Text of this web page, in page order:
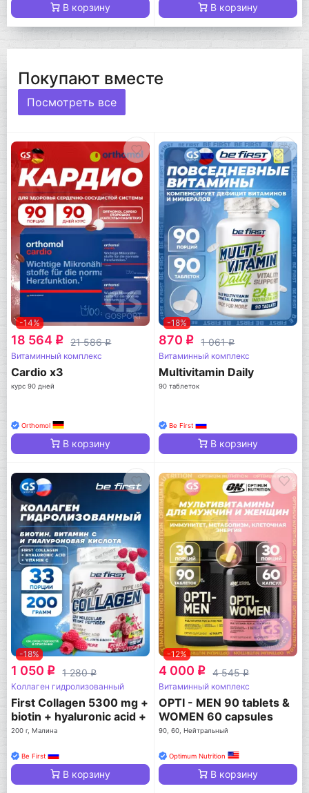
В корзину В корзину
Покупают вместе
Посмотреть все
-14%
18 564 q 21 586q
Витаминный комплекс
Cardio x3
курс 90 дней
Orthomol
В корзину
-18%
870 q 1 061q
Витаминный комплекс
Multivitamin Daily
90 таблеток
Be First
В корзину
-18%
1 050 q 1 280q
Коллаген гидролизованный
First Collagen 5300 mg +
biotin + hyaluronic acid +
vitamin C
200 г, Малина
Be First
В корзину
-12%
4 000 q 4 545q
Витаминный комплекс
OPTI - MEN 90 tablets &
WOMEN 60 capsules
90, 60, Нейтральный
Optimum Nutrition
В корзину